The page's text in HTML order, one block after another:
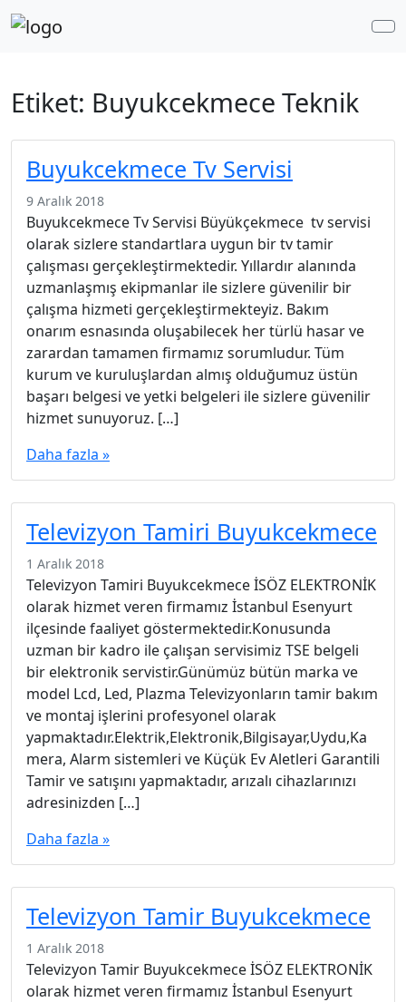
Etiket: Buyukcekmece Teknik
Buyukcekmece Tv Servisi
9 Aralık 2018
Buyukcekmece Tv Servisi Büyükçekmece tv servisi
olarak sizlere standartlara uygun bir tv tamir
çalışması gerçekleştirmektedir. Yıllardır alanında
uzmanlaşmış ekipmanlar ile sizlere güvenilir bir
çalışma hizmeti gerçekleştirmekteyiz. Bakım
onarım esnasında oluşabilecek her türlü hasar ve
zarardan tamamen firmamız sorumludur. Tüm
kurum ve kuruluşlardan almış olduğumuz üstün
başarı belgesi ve yetki belgeleri ile sizlere güvenilir
hizmet sunuyoruz. […]
Daha fazla »
Televizyon Tamiri Buyukcekmece
1 Aralık 2018
Televizyon Tamiri Buyukcekmece İSÖZ ELEKTRONİK
olarak hizmet veren firmamız İstanbul Esenyurt
ilçesinde faaliyet göstermektedir.Konusunda
uzman bir kadro ile çalışan servisimiz TSE belgeli
bir elektronik servistir.Günümüz bütün marka ve
model Lcd, Led, Plazma Televizyonların tamir bakım
ve montaj işlerini profesyonel olarak
yapmaktadır.Elektrik,Elektronik,Bilgisayar,Uydu,Ka
mera, Alarm sistemleri ve Küçük Ev Aletleri Garantili
Tamir ve satışını yapmaktadır, arızalı cihazlarınızı
adresinizden […]
Daha fazla »
Televizyon Tamir Buyukcekmece
1 Aralık 2018
Televizyon Tamir Buyukcekmece İSÖZ ELEKTRONİK
olarak hizmet veren firmamız İstanbul Esenyurt